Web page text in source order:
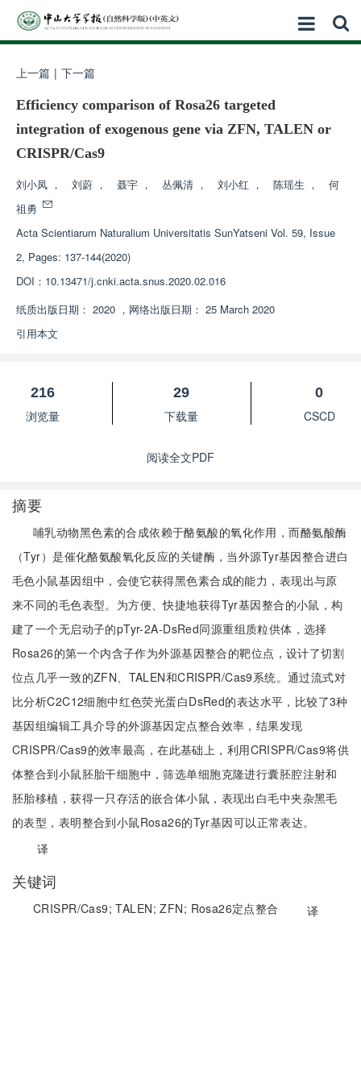
上一篇 | 下一篇
Efficiency comparison of Rosa26 targeted
integration of exogenous gene via ZFN, TALEN or
CRISPR/Cas9
刘小凤 ， 刘蔚 ， 聂宇 ， 丛佩清 ， 刘小红 ， 陈瑶生 ，
何
祖勇
Acta Scientiarum Naturalium Universitatis SunYatseni Vol. 59, Issue
2, Pages: 137-144(2020)
DOI： 10.13471/j.cnki.acta.snus.2020.02.016
纸质出版日期： 2020 ， 网络出版日期： 25 March 2020
引用本文
216
浏览量
29
下载量
0
CSCD
阅读全文PDF
摘要
哺乳动物黑色素的合成依赖于酪氨酸的氧化作用，而酪氨酸酶
（Tyr）是催化酪氨酸氧化反应的关键酶，当外源Tyr基因整合进白
毛色小鼠基因组中，会使它获得黑色素合成的能力，表现出与原
来不同的毛色表型。为方便、快捷地获得Tyr基因整合的小鼠，构
建了一个无启动子的pTyr-2A-DsRed同源重组质粒供体，选择
Rosa26的第一个内含子作为外源基因整合的靶位点，设计了切割
位点几乎一致的ZFN、TALEN和CRISPR/Cas9系统。通过流式对
比分析C2C12细胞中红色荧光蛋白DsRed的表达水平，比较了3种
基因组编辑工具介导的外源基因定点整合效率，结果发现
CRISPR/Cas9的效率最高，在此基础上，利用CRISPR/Cas9将供
体整合到小鼠胚胎干细胞中，筛选单细胞克隆进行囊胚腔注射和
胚胎移植，获得一只存活的嵌合体小鼠，表现出白毛中夹杂黑毛
的表型，表明整合到小鼠Rosa26的Tyr基因可以正常表达。
译
关键词
CRISPR/Cas9;TALEN;ZFN; Rosa26定点整合 译